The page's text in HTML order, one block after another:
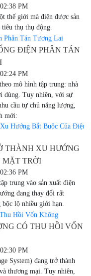
PM
thế giới mà điện được sản
thụ thụ động.
ĐIỆN PHÂN TÁN
PM
mô hình tập trung: nhà
Tuy nhiên, với sự
cầu tự chủ năng lượng,
mới:
THÀNH XU HƯỚNG
TRỜI
PM
trung vào sản xuất điện
đang thay đổi rất
lộ nhiều giới hạn.
CÓ THU HỒI VỐN
PM
System) đang trở thành
thương mại. Tuy nhiên,